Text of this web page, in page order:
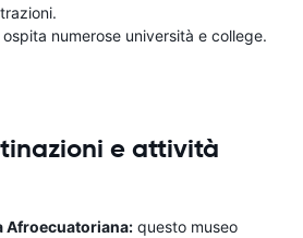
ospita numerose università e college.
e attività
Afroecuatoriana: questo museo